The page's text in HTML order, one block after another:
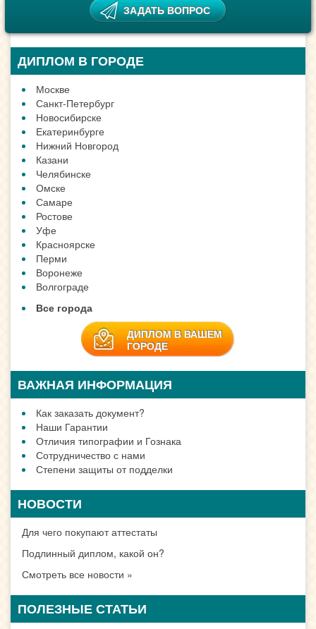
ДИПЛОМ В ГОРОДЕ
Москве
Санкт-Петербург
Новосибирске
Екатеринбурге
Нижний Новгород
Казани
Челябинске
Омске
Самаре
Ростове
Уфе
Красноярске
Перми
Воронеже
Волгограде
Все города
ДИПЛОМ В ВАШЕМ
ГОРОДЕ
ВАЖНАЯ ИНФОРМАЦИЯ
Как заказать документ?
Наши Гарантии
Отличия типографии и Гознака
Сотрудничество с нами
Степени защиты от подделки
НОВОСТИ
Для чего покупают аттестаты
Подлинный диплом, какой он?
Смотреть все новости »
ПОЛЕЗНЫЕ СТАТЬИ